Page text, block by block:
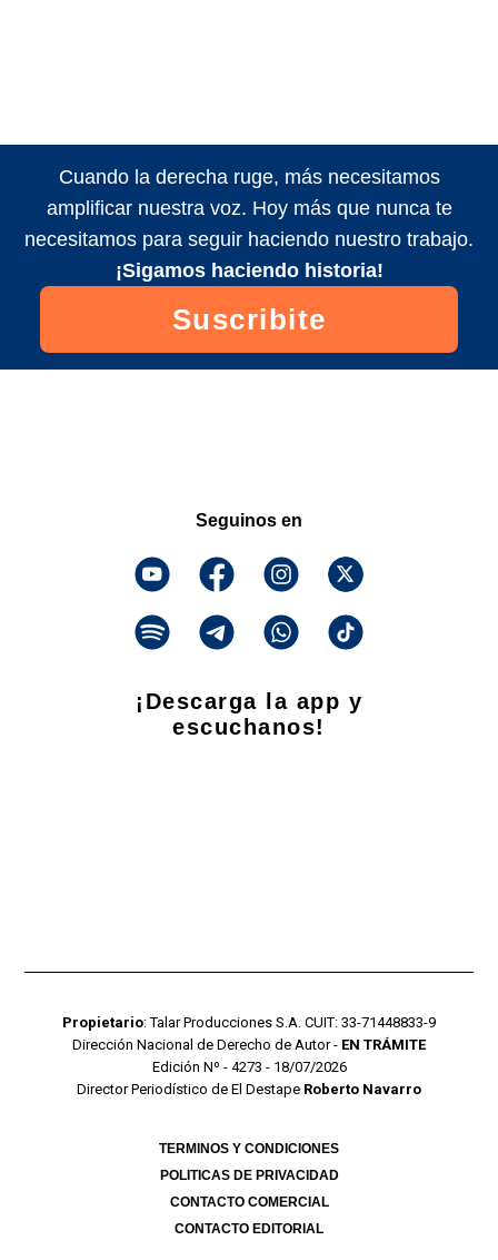
Cuando la derecha ruge, más necesitamos
amplificar nuestra voz. Hoy más que nunca te
necesitamos para seguir haciendo nuestro trabajo.
¡Sigamos haciendo historia!
Suscribite
Seguinos en
¡Descarga la app y
escuchanos!
Propietario: Talar Producciones S.A. CUIT: 33-71448833-9
Dirección Nacional de Derecho de Autor - EN TRÁMITE
Edición Nº - 4273 - 18/07/2026
Director Periodístico de El Destape Roberto Navarro
TERMINOS Y CONDICIONES
POLITICAS DE PRIVACIDAD
CONTACTO COMERCIAL
CONTACTO EDITORIAL